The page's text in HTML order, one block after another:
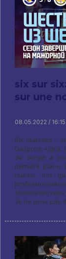
six sur
sur une
08.05.2022 / 16:15
Six matches -
Gazprom-
de Surgut a
dernière place.
tournoi, nos
Je ne peux pas